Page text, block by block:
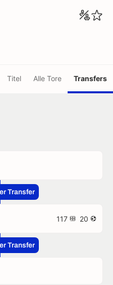
Titel Alle Tore Transfers
Transfer
117 20
Transfer